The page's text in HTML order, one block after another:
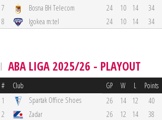
7
Bosna BH Telecom 24 10 14
34
8
Igokea m:tel 24 10 14 34
ABA LIGA 2025/26 - PLAYOUT
# Club GP W L Points
1 Spartak Office Shoes 26 14 12
40
2
Zadar 26 12 14
38